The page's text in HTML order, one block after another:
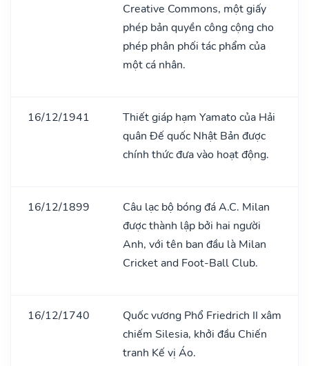
Creative Commons, một giấy
phép bản quyền công cộng cho
phép phân phối tác phẩm của
một cá nhân.
16/12/1941
Thiết giáp hạm Yamato của Hải
quân Đế quốc Nhật Bản được
chính thức đưa vào hoạt động.
16/12/1899
Câu lạc bộ bóng đá A.C. Milan
được thành lập bởi hai người
Anh, với tên ban đầu là Milan
Cricket and Foot-Ball Club.
16/12/1740
Quốc vương Phổ Friedrich II xâm
chiếm Silesia, khởi đầu Chiến
tranh Kế vị Áo.